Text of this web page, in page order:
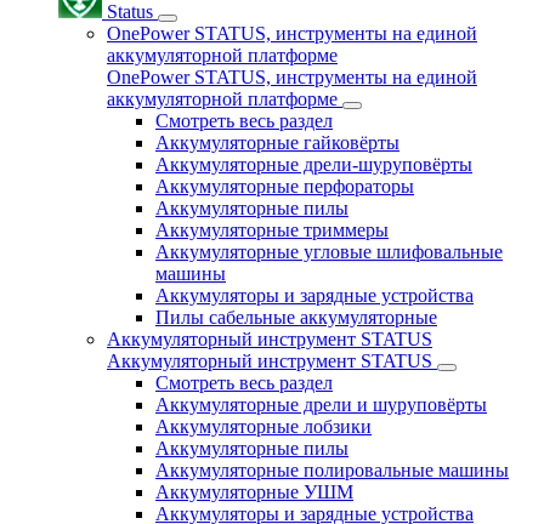
Status
OnePower STATUS, инструменты на единой
аккумуляторной платформе
OnePower STATUS, инструменты на единой
аккумуляторной платформе
Смотреть весь раздел
Аккумуляторные гайковёрты
Аккумуляторные дрели-шуруповёрты
Аккумуляторные перфораторы
Аккумуляторные пилы
Аккумуляторные триммеры
Аккумуляторные угловые шлифовальные
машины
Аккумуляторы и зарядные устройства
Пилы сабельные аккумуляторные
Аккумуляторный инструмент STATUS
Аккумуляторный инструмент STATUS
Смотреть весь раздел
Аккумуляторные дрели и шуруповёрты
Аккумуляторные лобзики
Аккумуляторные пилы
Аккумуляторные полировальные машины
Аккумуляторные УШМ
Аккумуляторы и зарядные устройства